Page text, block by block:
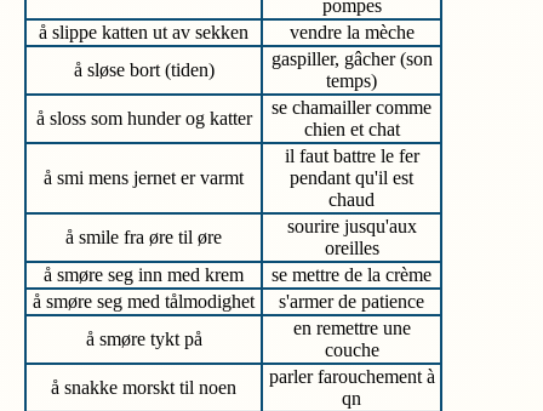
pompes
å slippe katten ut av sekken
vendre la mèche
å sløse bort (tiden)
gaspiller, gâcher (son
temps)
å sloss som hunder og katter
se chamailler comme
chien et chat
å smi mens jernet er varmt
il faut battre le fer
pendant qu'il est
chaud
å smile fra øre til øre
sourire jusqu'aux
oreilles
å smøre seg inn med krem
se mettre de la crème
å smøre seg med tålmodighet
s'armer de patience
å smøre tykt på
en remettre une
couche
å snakke morskt til noen
parler farouchement à
qn